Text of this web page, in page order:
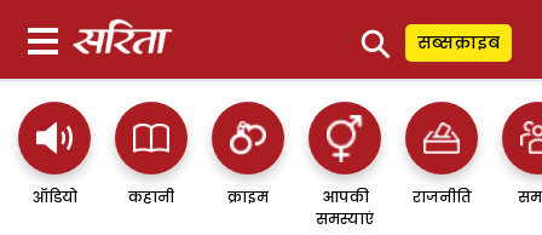
⚲ सब्सक्राइब
ऑडियो कहानी क्राइम
आपकी
समस्याएं
राजनीति